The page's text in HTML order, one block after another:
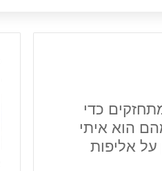
כדי
הוא איתי
אליפות